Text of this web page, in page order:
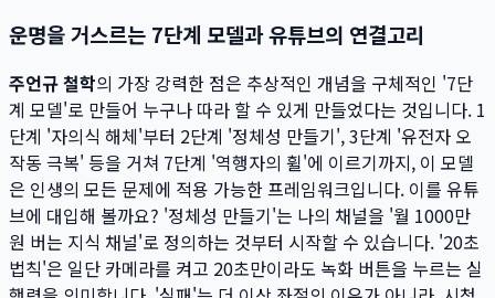
운명을 거스르는 7단계 모델과 유튜브의 연결고리
주언규 철학의 가장 강력한 점은 추상적인 개념을 구체적인 '7단
계 모델'로 만들어 누구나 따라 할 수 있게 만들었다는 것입니다. 1
단계 '자의식 해체'부터 2단계 '정체성 만들기', 3단계 '유전자 오
작동 극복' 등을 거쳐 7단계 '역행자의 휠'에 이르기까지, 이 모델
은 인생의 모든 문제에 적용 가능한 프레임워크입니다. 이를 유튜
브에 대입해 볼까요? '정체성 만들기'는 나의 채널을 '월 1000만
원 버는 지식 채널'로 정의하는 것부터 시작할 수 있습니다. '20초
법칙'은 일단 카메라를 켜고 20초만이라도 녹화 버튼을 누르는 실